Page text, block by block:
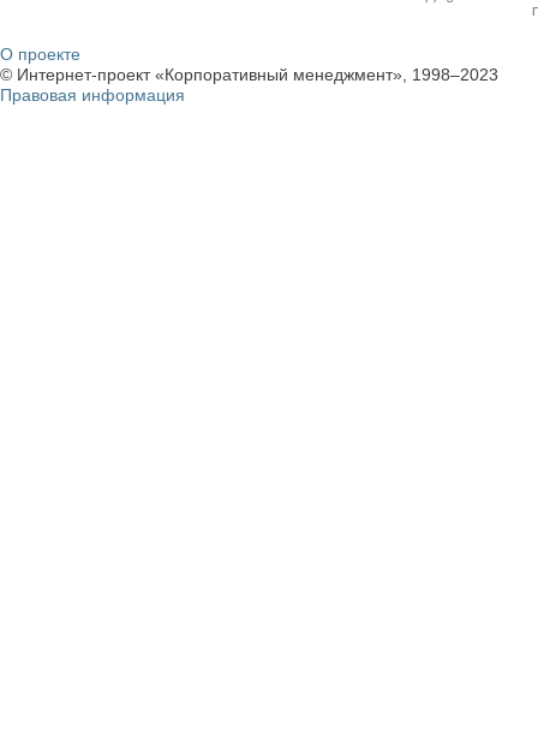
О проекте
© Интернет-проект «Корпоративный менеджмент», 1998–2023
Правовая информация